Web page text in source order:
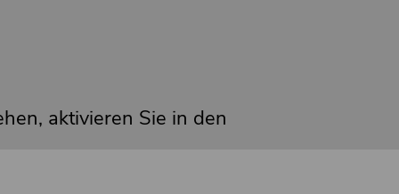
aktivieren Sie in den